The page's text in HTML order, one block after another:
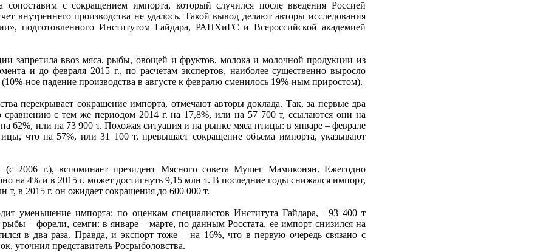
с сокращением импорта, который случился после введения Россией
внутреннего производства не удалось. Такой вывод делают авторы исследования
подготовленного Институтом Гайдара, РАНХиГС и Всероссийской академией
запретила ввоз мяса, рыбы, овощей и фруктов, молока и молочной продукции из
и до февраля 2015 г., по расчетам экспертов, наиболее существенно выросло
ное падение производства в августе к февралю сменилось 19%-ным приростом).
перекрывает сокращение импорта, отмечают авторы доклада. Так, за первые два
сравнению с тем же периодом 2014 г. на 17,8%, или на 57 700 т, ссылаются они на
62%, или на 73 900 т. Похожая ситуация и на рынке мяса птицы: в январе – феврале
что на 57%, или 31 100 т, превышает сокращение объема импорта, указывают
(с 2006 г.), вспоминает президент Мясного совета Мушег Мамиконян. Ежегодно
на 4% и в 2015 г. может достигнуть 9,15 млн т. В последние годы снижался импорт,
т, в 2015 г. он ожидает сокращения до 600 000 т.
уменьшение импорта: по оценкам специалистов Института Гайдара, +93 400 т
– форели, семги: в январе – марте, по данным Росстата, ее импорт снизился на
в два раза. Правда, и экспорт тоже – на 16%, что в первую очередь связано с
уточнил представитель Росрыболовства.